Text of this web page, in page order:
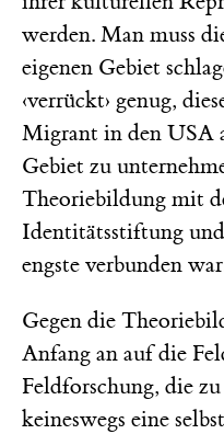
werden. Man muss
eigenen Gebiet
‹verrückt› genug,
Migrant in den USA
Gebiet zu
Theoriebildung mit
Identitätsstiftung
engste verbunden
Gegen die
Anfang an auf die
Feldforschung, die
keineswegs eine